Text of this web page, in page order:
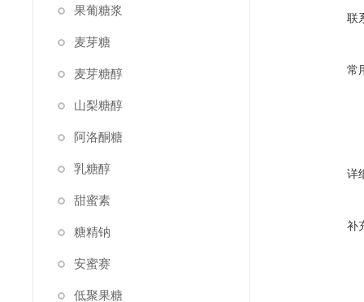
果葡糖浆
麦芽糖
麦芽糖醇
山梨糖醇
阿洛酮糖
乳糖醇
甜蜜素
糖精钠
安蜜赛
低聚果糖
联
常
详
补